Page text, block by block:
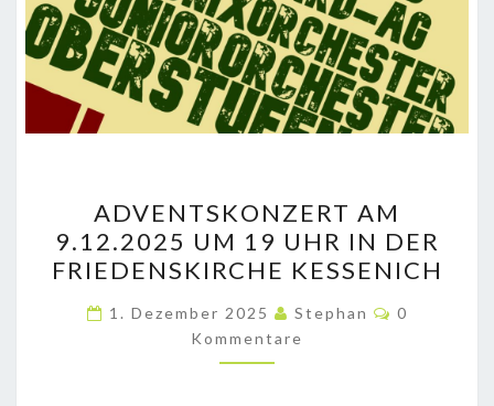
AM
9.12.2025
UM
19
UHR
IN
ADVENTSKONZERT AM
9.12.2025 UM 19 UHR IN DER
FRIEDENSKIRCHE KESSENICH
1. Dezember 2025 Stephan
0
Kommentare